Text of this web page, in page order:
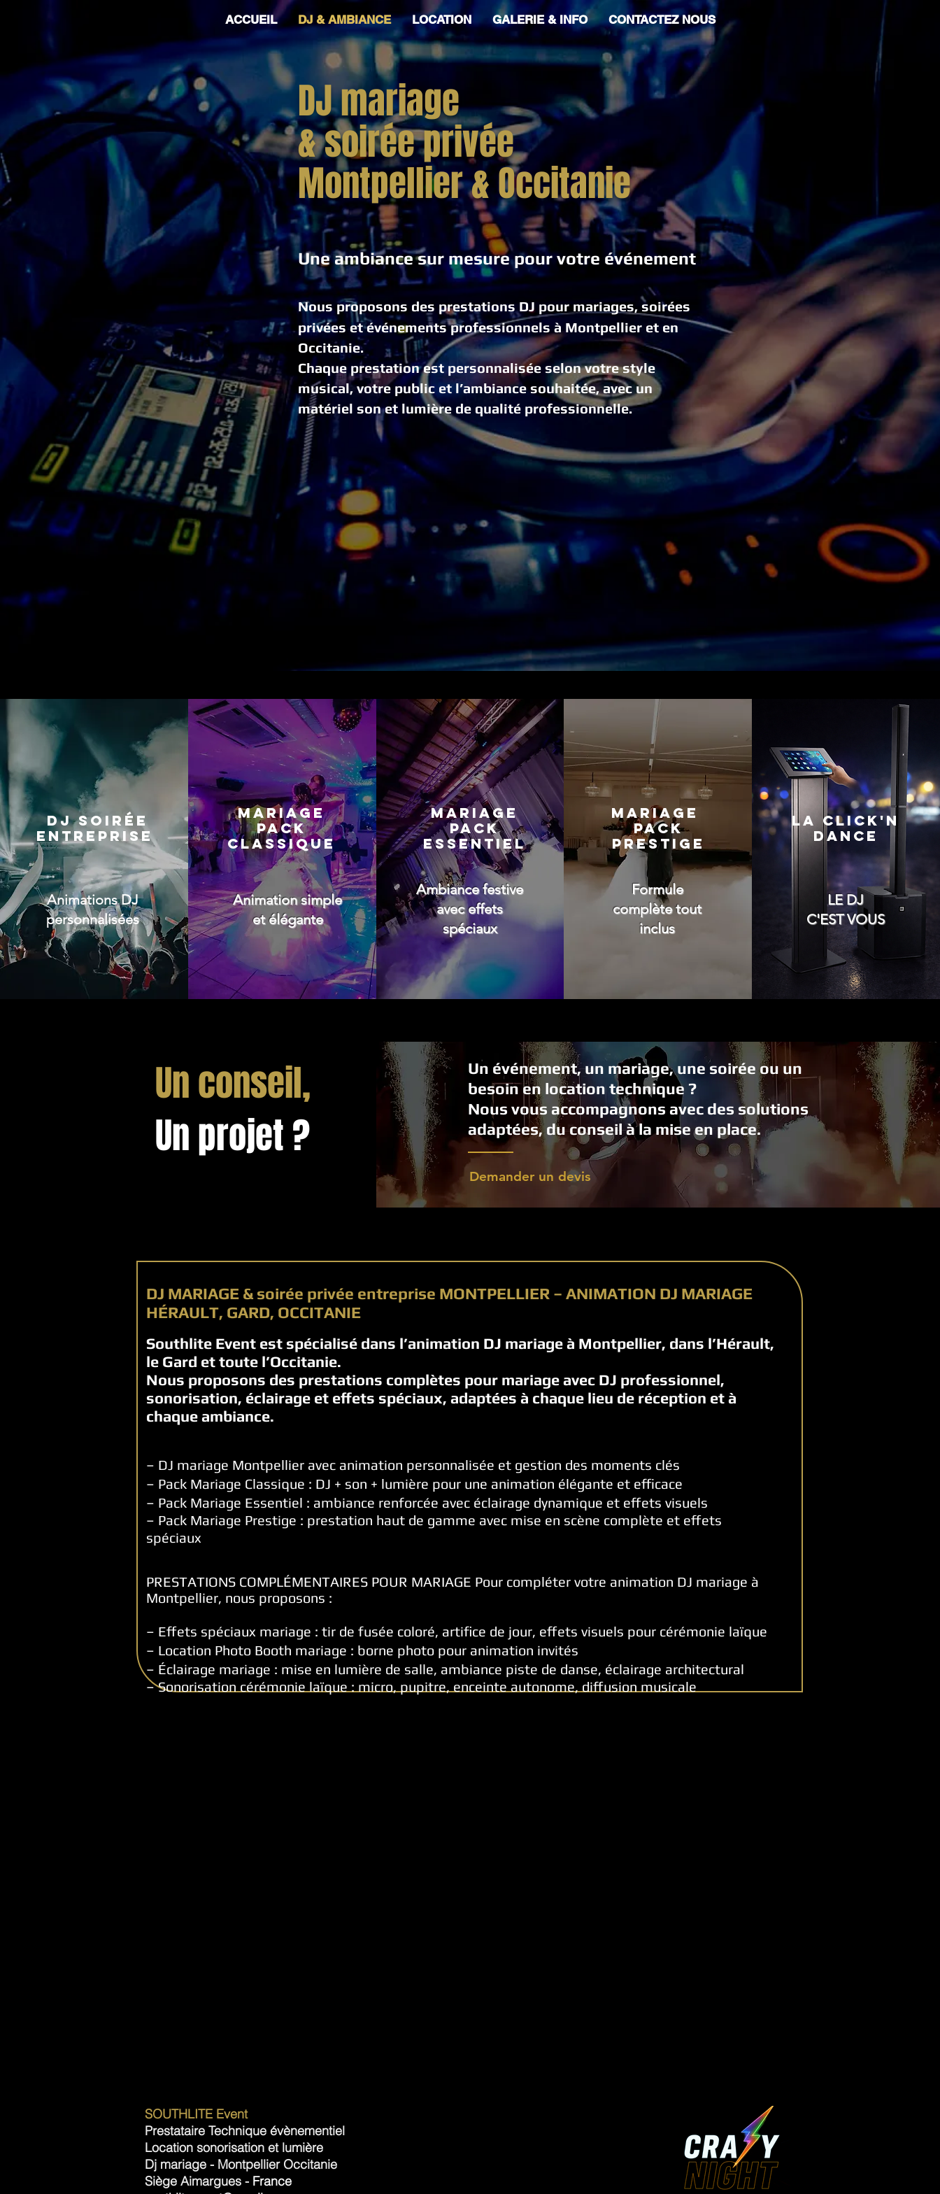
ACCUEIL DJ & AMBIANCE LOCATION GALERIE & INFO CONTACTEZ NOUS
DJ mariage
&soirée privée
Montpellier & Occitanie
Une ambiance sur mesure pour votre événement
Nous proposons des prestations DJ pour mariages, soirées
privées et événements professionnels à Montpellier et en
Occitanie.
Chaque prestation est personnalisée selon votre style
musical, votre public et l’ambiance souhaitée, avec un
matériel son et lumière de qualité professionnelle.
Du matériel haut de
gamme et une véritable
maîtrise de l’ambiance
pour une soirée réussie.
DJ Soirée
ENTREPRISE
Animations DJ
personnalisées
MAriage
PACK
CLASSIQUE
Animation simple
et élégante
MARIAGE
PACK
ESSENTIEL
Ambiance festive
avec effets
spéciaux
MARIAGE
PACK
PRESTIGE
Formule
complète tout
inclus
LA CLICK'N
DANCE
LE DJ
C'EST VOUS
Un conseil,
Un projet ?
Un événement, un mariage, une soirée ou un
besoin en location technique ?
Nous vous accompagnons avec des solutions
adaptées, du conseil à la mise en place.
Demander un devis
DJ MARIAGE & soirée privée entreprise MONTPELLIER – ANIMATION DJ MARIAGE
HÉRAULT, GARD, OCCITANIE
Southlite Event est spécialisé dans l’animation DJ mariage à Montpellier, dans l’Hérault,
le Gard et toute l’Occitanie.
Nous proposons des prestations complètes pour mariage avec DJ professionnel,
sonorisation, éclairage et effets spéciaux, adaptées à chaque lieu de réception et à
chaque ambiance.
– DJ mariage Montpellier avec animation personnalisée et gestion des moments clés
– Pack Mariage Classique : DJ + son + lumière pour une animation élégante et efficace
– Pack Mariage Essentiel : ambiance renforcée avec éclairage dynamique et effets visuels
– Pack Mariage Prestige : prestation haut de gamme avec mise en scène complète et effets
spéciaux
PRESTATIONS COMPLÉMENTAIRES POUR MARIAGE Pour compléter votre animation DJ mariage à
Montpellier, nous proposons :
– Effets spéciaux mariage : tir de fusée coloré, artifice de jour, effets visuels pour cérémonie laïque
– Location Photo Booth mariage : borne photo pour animation invités
– Éclairage mariage : mise en lumière de salle, ambiance piste de danse, éclairage architectural
–Sonorisation cérémonie laïque : micro, pupitre, enceinte autonome, diffusion musicale
SOUTHLITE Event
Prestataire Technique évènementiel
Location sonorisation et lumière
Dj mariage - Montpellier Occitanie
Siège Aimargues - France